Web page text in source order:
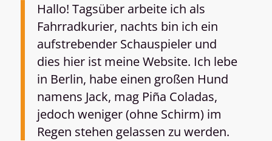
Hallo! Tagsüber arbeite ich als
Fahrradkurier, nachts bin ich ein
aufstrebender Schauspieler und
dies hier ist meine Website. Ich lebe
in Berlin, habe einen großen Hund
namens Jack, mag Piña Coladas,
jedoch weniger (ohne Schirm) im
Regen stehen gelassen zu werden.